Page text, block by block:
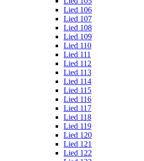
Lied 106
Lied 107
Lied 108
Lied 109
Lied 110
Lied 111
Lied 112
Lied 113
Lied 114
Lied 115
Lied 116
Lied 117
Lied 118
Lied 119
Lied 120
Lied 121
Lied 122